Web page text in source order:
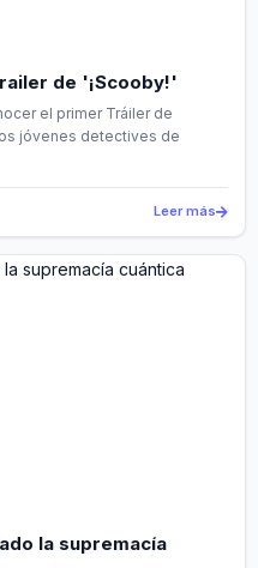
de '¡Scooby!'
el primer Tráiler de
jóvenes detectives de
Leer más
la supremacía